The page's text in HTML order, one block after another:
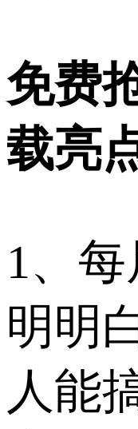
免费
载亮
1、
明明
人能